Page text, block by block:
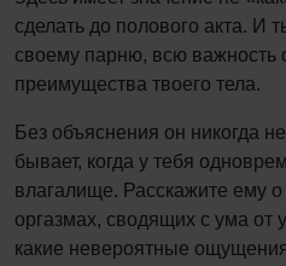
сделать до полового акта. И
своему парню, всю важность
преимущества твоего тела.
Без объяснения он никогда
бывает, когда у тебя
влагалище. Расскажите ему
оргазмах, сводящих с ума от
какие невероятные